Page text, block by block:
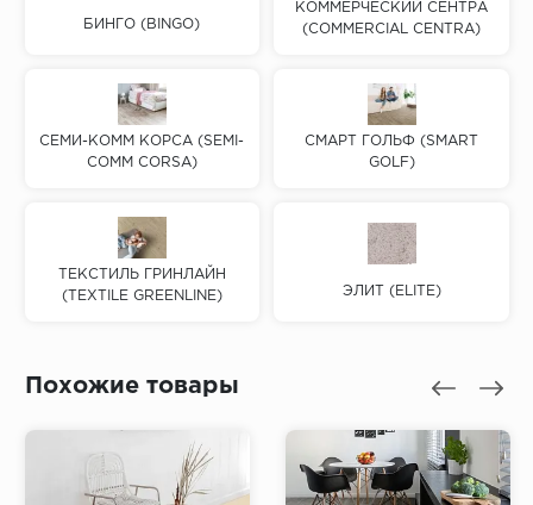
БИНГО (BINGO)
КОММЕРЧЕСКИЙ СЕНТРА
(COMMERCIAL CENTRA)
СЕМИ-КОММ КОРСА (SEMI-
COMM CORSA)
СМАРТ ГОЛЬФ (SMART
GOLF)
ТЕКСТИЛЬ ГРИНЛАЙН
(TEXTILE GREENLINE)
ЭЛИТ (ELITE)
Похожие товары